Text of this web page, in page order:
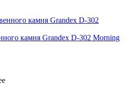
камня Grandex D-302 Morning